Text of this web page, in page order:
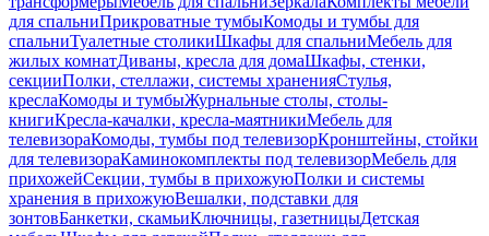
для спальниПрикроватные тумбыКомоды и тумбы для
спальниТуалетные столикиШкафы для спальниМебель для
жилых комнатДиваны, кресла для домаШкафы, стенки,
секцииПолки, стеллажи, системы храненияСтулья,
креслаКомоды и тумбыЖурнальные столы, столы-
книгиКресла-качалки, кресла-маятникиМебель для
телевизораКомоды, тумбы под телевизорКронштейны, стойки
для телевизораКаминокомплекты под телевизорМебель для
прихожейСекции, тумбы в прихожуюПолки и системы
хранения в прихожуюВешалки, подставки для
зонтовБанкетки, скамьиКлючницы, газетницыДетская